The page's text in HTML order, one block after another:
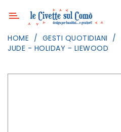
Categoria
ARREDAMENTO
HOME GESTI QUOTIDIANI
JUDE - HOLIDAY - LIEWOOD